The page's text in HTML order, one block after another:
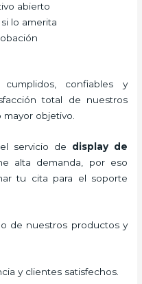
abierto
lo amerita
confiables y
total de nuestros
objetivo.
servicio de display de
alta demanda, por eso
tu cita para el soporte
de nuestros productos y
y clientes satisfechos.